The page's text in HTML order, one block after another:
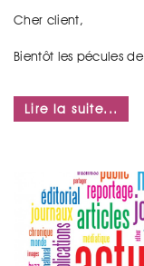
Cher client,
Bientôt les pécules
Lire la suite...